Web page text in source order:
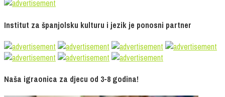
Institut za španjolsku kulturu i jezik je ponosni partner
Naša igraonica za djecu od 3-8 godina!